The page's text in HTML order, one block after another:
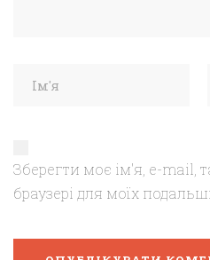
Зберегти моє ім'я, e-mail,
браузері для моїх